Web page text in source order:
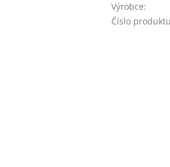
Výrobce:
Číslo produktu